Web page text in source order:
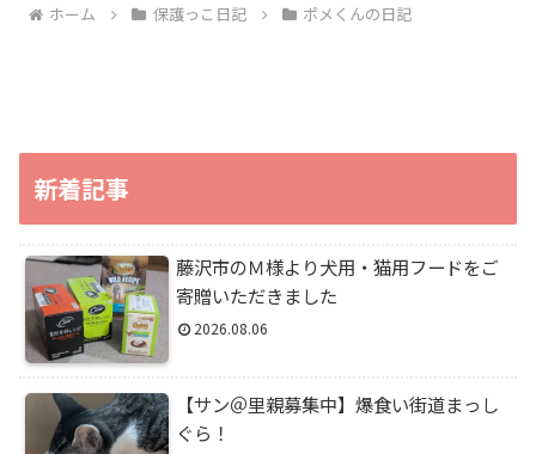
ホーム 保護っこ日記 ポメくんの日記
新着記事
藤沢市のＭ様より犬用・猫用フードをご
寄贈いただきました
2026.08.06
【サン＠里親募集中】爆食い街道まっし
ぐら！